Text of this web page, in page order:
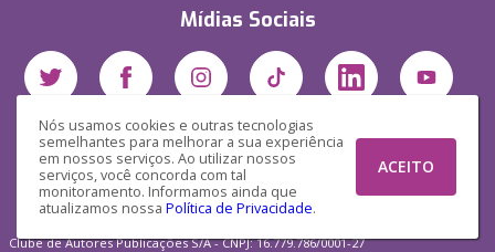
Nós usamos cookies e outras tecnologias
semelhantes para melhorar a sua experiência
em nossos serviços. Ao utilizar nossos
serviços, você concorda com tal
monitoramento. Informamos ainda que
atualizamos nossa Política de Privacidade.
ACEITO
Mídias Sociais
Clube de Autores Publicações S/A - CNPJ: 16.779.786/0001-27